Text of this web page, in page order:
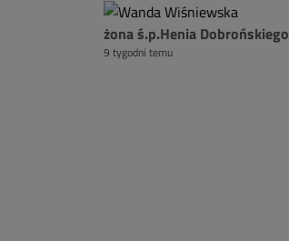
żona ś.p.Henia Dobrońskiego
9 tygodni temu